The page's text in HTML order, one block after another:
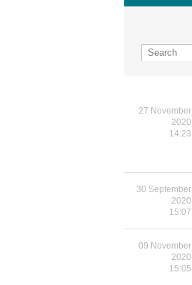
27 November
2020
14:23
30 September
2020
15:07
09 November
2020
15:05